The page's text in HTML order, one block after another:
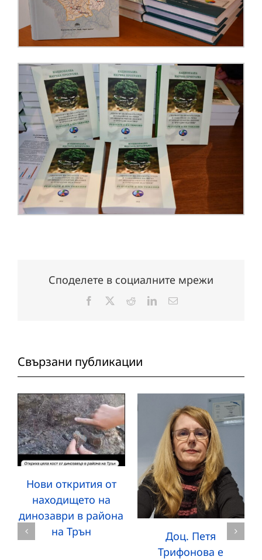
Споделете в социалните мрежи
Facebook RedditLinkedInЕлектронна
Свързани публикации
Нови открития от
находището на
динозаври в района
на Трън
Доц. Петя
Трифонова е